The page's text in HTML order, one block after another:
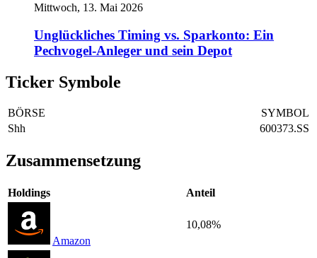
Mittwoch, 13. Mai 2026
Unglückliches Timing vs. Sparkonto: Ein
Pechvogel-Anleger und sein Depot
Ticker Symbole
BÖRSE
SYMBOL
Shh
600373.SS
Zusammensetzung
Holdings Anteil
Amazon
10,08%